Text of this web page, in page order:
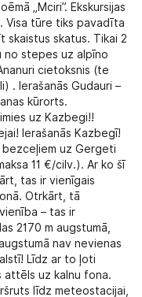
„Mciri”. Ekskursijas
Visa tūre tiks pavadīta
skaistus skatus. Tikai 2
no stepes uz alpīno
cietoksnis (te
. Ierašanās Gudauri –
kūrorts.
uz Kazbegi!!
Ierašanās Kazbegī!
bezceļiem uz Gergeti
11 €/cilv.). Ar ko šī
tas ir vienīgais
Otrkārt, tā
– tas ir
2170 m augstumā,
nav nevienas
Līdz ar to ļoti
attēls uz kalnu fona.
līdz meteostacijai,